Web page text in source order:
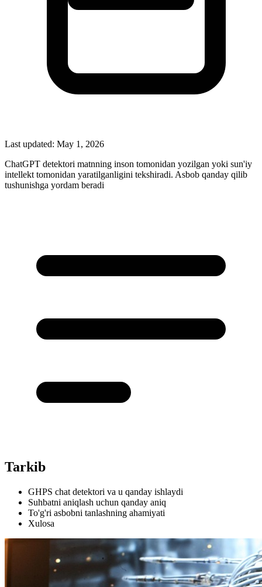
Last updated: May 1, 2026
ChatGPT detektori matnning inson tomonidan yozilgan yoki sun'iy
intellekt tomonidan yaratilganligini tekshiradi. Asbob qanday qilib
tushunishga yordam beradi
Tarkib
GHPS chat detektori va u qanday ishlaydi
Suhbatni aniqlash uchun qanday aniq
To'g'ri asbobni tanlashning ahamiyati
Xulosa